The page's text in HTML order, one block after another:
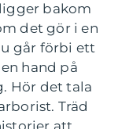
bakom
det gör i en
går förbi ett
hand på
Hör det tala
Träd